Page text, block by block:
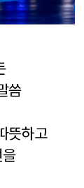
씀
뜻하고